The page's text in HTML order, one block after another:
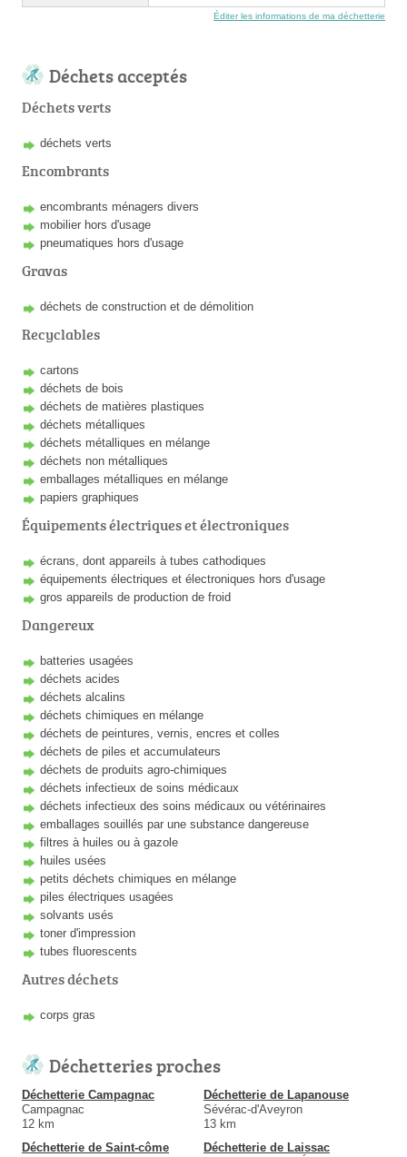
Éditer les informations de ma déchetterie
Déchets acceptés
Déchets verts
déchets verts
Encombrants
encombrants ménagers divers
mobilier hors d'usage
pneumatiques hors d'usage
Gravas
déchets de construction et de démolition
Recyclables
cartons
déchets de bois
déchets de matières plastiques
déchets métalliques
déchets métalliques en mélange
déchets non métalliques
emballages métalliques en mélange
papiers graphiques
Équipements électriques et électroniques
écrans, dont appareils à tubes cathodiques
équipements électriques et électroniques hors d'usage
gros appareils de production de froid
Dangereux
batteries usagées
déchets acides
déchets alcalins
déchets chimiques en mélange
déchets de peintures, vernis, encres et colles
déchets de piles et accumulateurs
déchets de produits agro-chimiques
déchets infectieux de soins médicaux
déchets infectieux des soins médicaux ou vétérinaires
emballages souillés par une substance dangereuse
filtres à huiles ou à gazole
huiles usées
petits déchets chimiques en mélange
piles électriques usagées
solvants usés
toner d'impression
tubes fluorescents
Autres déchets
corps gras
Déchetteries proches
Déchetterie Campagnac
Campagnac
12 km
Déchetterie de Lapanouse
Sévérac-d'Aveyron
13 km
Déchetterie de Saint-côme
Déchetterie de Laissac